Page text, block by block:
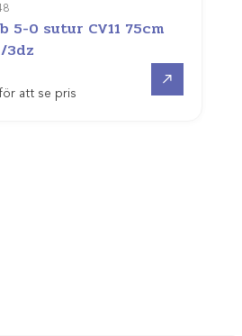
5-0 sutur CV11 75cm
3dz
att se pris